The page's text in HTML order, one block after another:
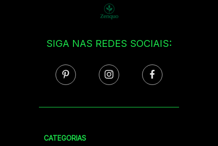
SIGA NAS REDES SOCIAIS:
CATEGORIAS